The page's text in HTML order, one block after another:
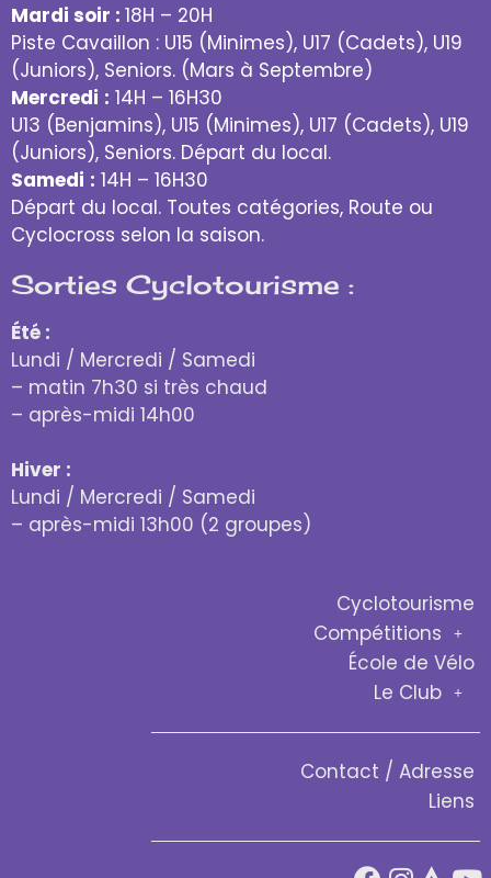
Mardi soir : 18H – 20H
Piste Cavaillon : U15 (Minimes), U17 (Cadets), U19
(Juniors), Seniors. (Mars à Septembre)
Mercredi : 14H – 16H30
U13 (Benjamins), U15 (Minimes), U17 (Cadets), U19
(Juniors), Seniors. Départ du local.
Samedi : 14H – 16H30
Départ du local. Toutes catégories, Route ou
Cyclocross selon la saison.
Sorties Cyclotourisme :
Été :
Lundi / Mercredi / Samedi
– matin 7h30 si très chaud
– après-midi 14h00
Hiver :
Lundi / Mercredi / Samedi
– après-midi 13h00 (2 groupes)
Cyclotourisme
Compétitions
École de Vélo
Le Club
Contact / Adresse
Liens